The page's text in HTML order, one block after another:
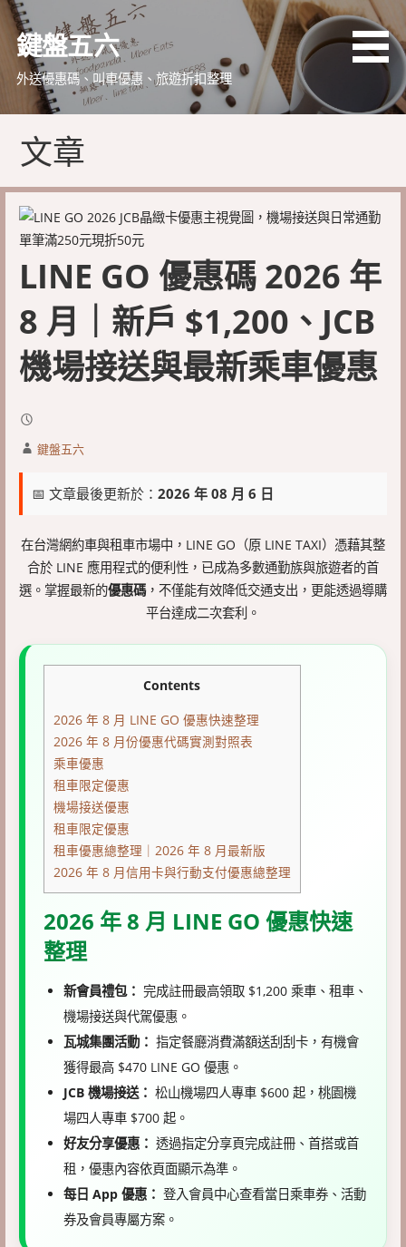
略
鍵盤五六
外送優惠碼、叫車優惠、旅遊折扣整理
文章
LINE GO 優惠碼 2026 年
8 月｜新戶 $1,200、JCB
機場接送與最新乘車優惠
鍵盤五六
📅 文章最後更新於： 2026 年 08 月 6 日
在台灣網約車與租車市場中，LINE GO（原 LINE TAXI）憑藉其整
合於 LINE 應用程式的便利性，已成為多數通勤族與旅遊者的首
選。掌握最新的優惠碼，不僅能有效降低交通支出，更能透過導購
平台達成二次套利。
Contents
2026 年 8 月 LINE GO 優惠快速整理
2026 年 8 月份優惠代碼實測對照表
乘車優惠
租車限定優惠
機場接送優惠
租車限定優惠
租車優惠總整理｜2026 年 8 月最新版
2026 年 8 月信用卡與行動支付優惠總整理
2026 年 8 月 LINE GO 優惠快速
整理
新會員禮包： 完成註冊最高領取 $1,200 乘車、租車、
機場接送與代駕優惠。
瓦城集團活動： 指定餐廳消費滿額送刮刮卡，有機會
獲得最高 $470 LINE GO 優惠。
JCB 機場接送： 松山機場四人專車 $600 起，桃園機
場四人專車 $700 起。
好友分享優惠： 透過指定分享頁完成註冊、首搭或首
租，優惠內容依頁面顯示為準。
每日 App 優惠： 登入會員中心查看當日乘車券、活動
券及會員專屬方案。